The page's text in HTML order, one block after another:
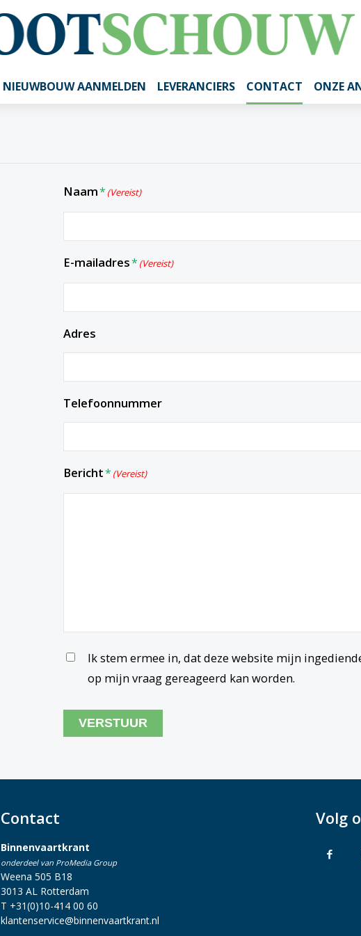
NIEUWBOUW AANMELDEN LEVERANCIERS CONTACT ONZE
Naam (Vereist)
E-mailadres (Vereist)
Adres
Telefoonnummer
Bericht (Vereist)
Untitled
Ik stem ermee in, dat deze website mijn
op mijn vraag gereageerd kan worden.
CAPTCHA
Contact
Binnenvaartkrant
onderdeel van ProMedia Group
Weena 505 B18
3013 AL Rotterdam
T +31(0)10-414 00 60
klantenservice@binnenvaartkrant.nl
Volg